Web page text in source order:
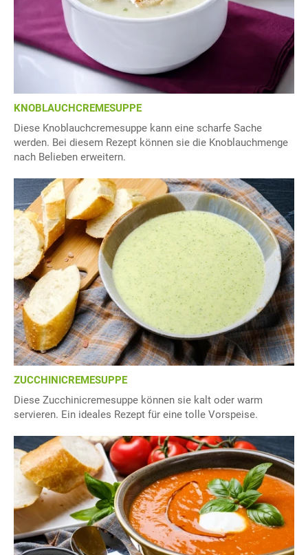
KNOBLAUCHCREMESUPPE
Diese Knoblauchcremesuppe kann eine scharfe Sache
werden. Bei diesem Rezept können sie die Knoblauchmenge
nach Belieben erweitern.
ZUCCHINICREMESUPPE
Diese Zucchinicremesuppe können sie kalt oder warm
servieren. Ein ideales Rezept für eine tolle Vorspeise.